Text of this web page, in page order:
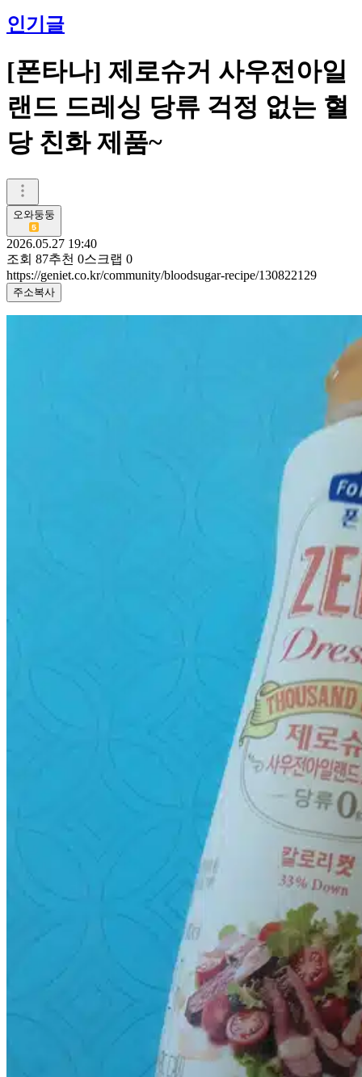
인기글
​[폰타나] 제로슈거 사우전아일
랜드 드레싱 당류 걱정 없는 혈
당 친화 제품~
오와둥둥
2026.05.27 19:40
조회 87추천 0스크랩 0
https://geniet.co.kr/community/bloodsugar-recipe/130822129
주소복사